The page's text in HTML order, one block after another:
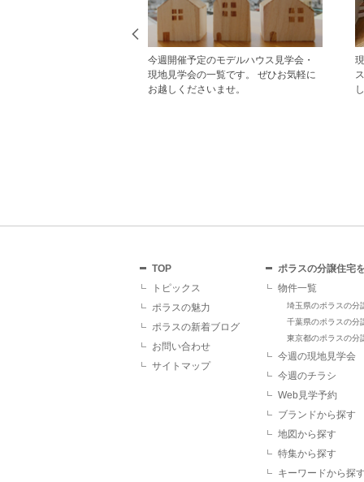
今週開催予定のモデルハウス見学会・
現地見学会の一覧です。 ぜひお気軽に
お越しくださいませ。
TOP
トピックス
ポラスの魅力
ポラスの新着ブログ
お問い合わせ
サイトマップ
ポラスの分譲住宅
物件一覧
埼玉県のポラスの分
千葉県のポラスの分
東京都のポラスの分
今週の現地見学会
今週のチラシ
Web見学予約
ブランドから探す
地図から探す
特集から探す
キーワードから探